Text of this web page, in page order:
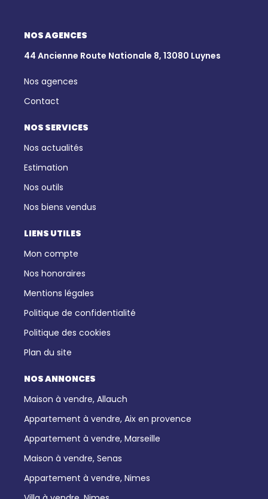
NOS AGENCES
44 Ancienne Route Nationale 8, 13080 Luynes
Nos agences
Contact
NOS SERVICES
Nos actualités
Estimation
Nos outils
Nos biens vendus
LIENS UTILES
Mon compte
Nos honoraires
Mentions légales
Politique de confidentialité
Politique des cookies
Plan du site
NOS ANNONCES
Maison à vendre, Allauch
Appartement à vendre, Aix en provence
Appartement à vendre, Marseille
Maison à vendre, Senas
Appartement à vendre, Nimes